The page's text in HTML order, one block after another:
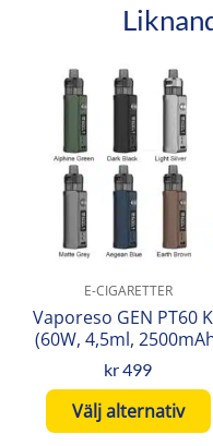
E-CIGARETTER
Vaporeso GEN PT60
(60W, 4,5ml,
kr499
Välj alternativ
Den
här
produkten
har
flera
varianter.
De
olika
kan
väljas